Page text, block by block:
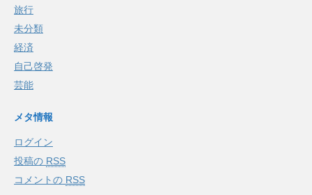
旅行
未分類
経済
自己啓発
芸能
メタ情報
ログイン
投稿の RSS
コメントの RSS